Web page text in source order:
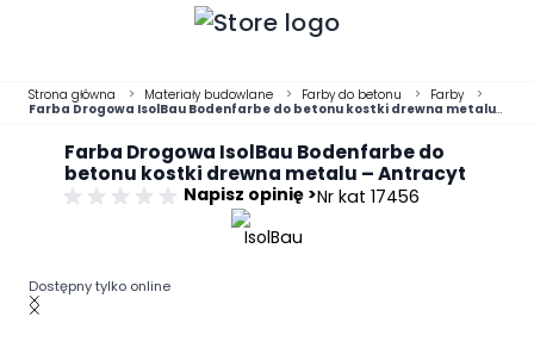
Strona główna > Materiały budowlane > Farby do betonu > Farby
>
Farba Drogowa IsolBau Bodenfarbe do betonu kostki drewna metalu
Farba Drogowa IsolBau Bodenfarbe do
betonu kostki drewna metalu – Antracyt
Napisz opinię >Nr kat 17456
Dostępny tylko online
Main image
Click to view image in fullscreen